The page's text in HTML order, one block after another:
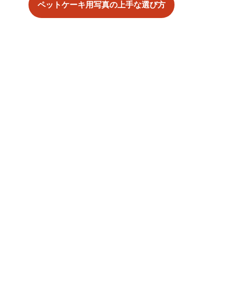
ペットケーキ用写真の上手な選び方